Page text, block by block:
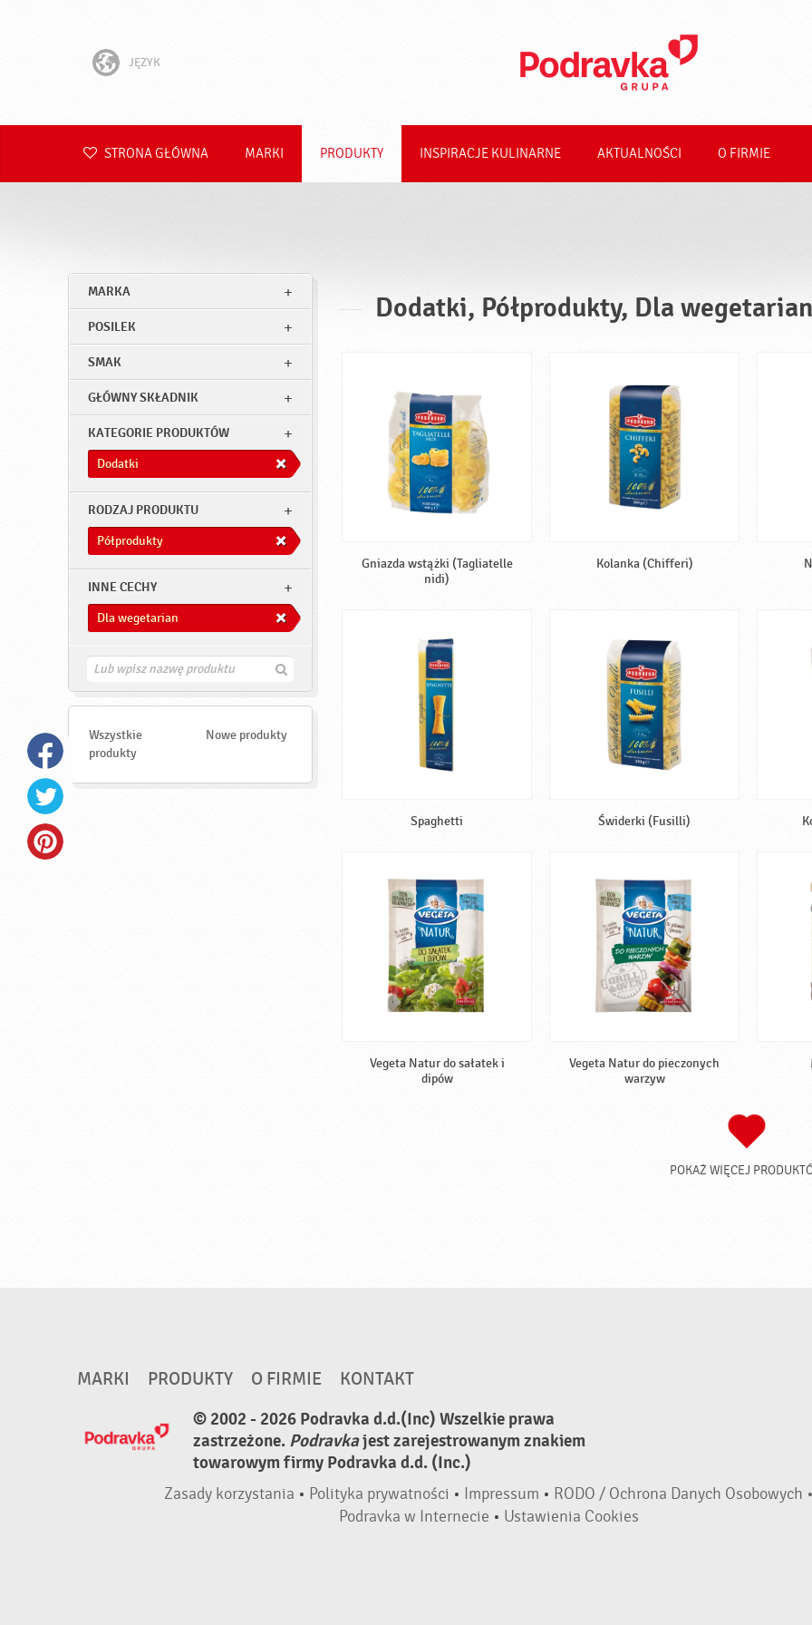
JĘZYK
Hrvatski
Română
Deutsch
STRONA GŁÓWNA MARKI PRODUKTY INSPIRACJE KULINARNE AKTUALNOŚCI O FIRMIE
MARKA
POSILEK
SMAK
GŁÓWNY SKŁADNIK
KATEGORIE PRODUKTÓW
Dodatki
RODZAJ PRODUKTU
Półprodukty
INNE CECHY
Dla wegetarian
Z
d
Wszystkie
produkty
Nowe produkty
Dodatki, Półprodukty, Dla wegetarian
Gniazda wstążki (Tagliatelle
nidi)
Kolanka (Chifferi)
Spaghetti Świderki (Fusilli)
Vegeta Natur do sałatek i
dipów
Vegeta Natur do pieczonych
warzyw
POKAŻ WIĘCEJ
MARKI PRODUKTY O FIRMIE
KONTAKT
© 2002 - 2026 Podravka d.d.(Inc) Wszelkie prawa
zastrzeżone. Podravkajest zarejestrowanym znakiem
towarowym firmy Podravka d.d. (Inc.)
Zasady korzystania • Polityka prywatności • Impressum • RODO / Ochrona Danych Osobowych •
Podravka w Internecie • Ustawienia Cookies